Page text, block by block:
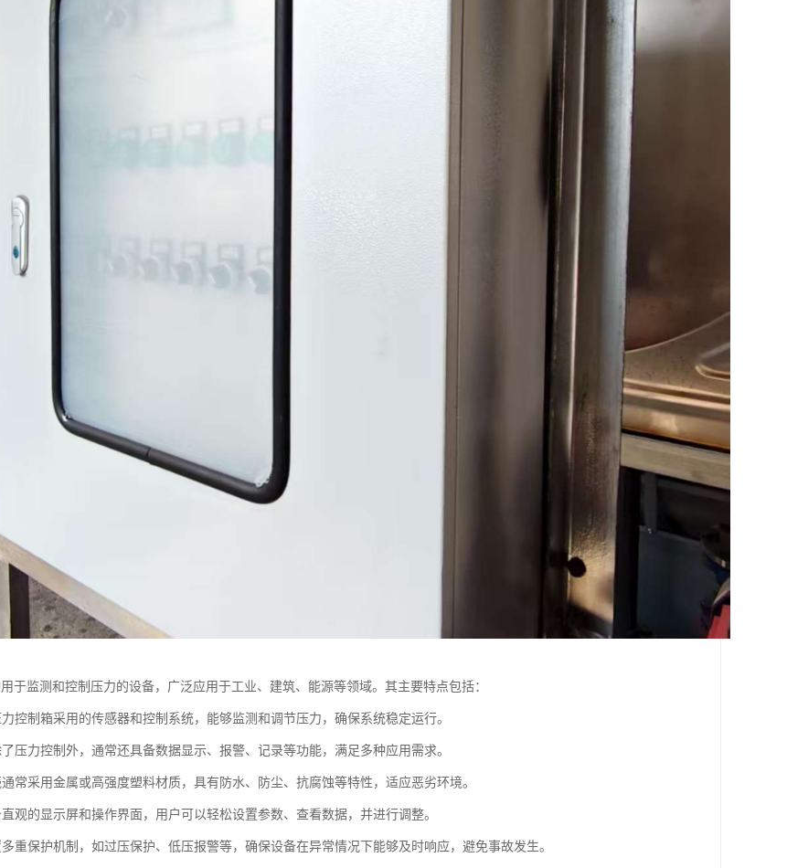
于监测和控制压力的设备，广泛应用于工业、建筑、能源等领域。其主要特点包括：
控制箱采用的传感器和控制系统，能够监测和调节压力，确保系统稳定运行。
压力控制外，通常还具备数据显示、报警、记录等功能，满足多种应用需求。
常采用金属或高强度塑料材质，具有防水、防尘、抗腐蚀等特性，适应恶劣环境。
观的显示屏和操作界面，用户可以轻松设置参数、查看数据，并进行调整。
重保护机制，如过压保护、低压报警等，确保设备在异常情况下能够及时响应，避免事故发生。